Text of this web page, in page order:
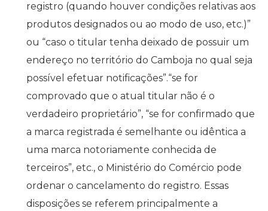
registro (quando houver condições relativas aos
produtos designados ou ao modo de uso, etc.)”
ou “caso o titular tenha deixado de possuir um
endereço no território do Camboja no qual seja
possível efetuar notificações”.“se for
comprovado que o atual titular não é o
verdadeiro proprietário”, “se for confirmado que
a marca registrada é semelhante ou idêntica a
uma marca notoriamente conhecida de
terceiros”, etc., o Ministério do Comércio pode
ordenar o cancelamento do registro. Essas
disposições se referem principalmente a